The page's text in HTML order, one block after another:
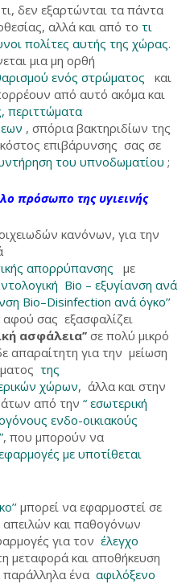
δεν εξαρτώνται τα πάντα
αλλά και από το τι
πολίτες αυτής της χώρας.
μια μη ορθή
ενός στρώματος
και
από αυτό ακόμα και
περιττώματα
, σπόρια βακτηριδίων της
επιβάρυνσης σας σε
του υπνοδωματίου ;
πρόσωπο της υγιεινής
κανόνων, για την
απορρύπανσης
με
Bio – εξυγίανση ανά
Bio–Disinfection ανά όγκο’’
αφού σας εξασφαλίζει
ασφάλεια’’ σε πολύ μικρό
απαραίτητη για την μείωση
της
χώρων, άλλα και στην
από την “ εσωτερική
ενδο-οικιακούς
, που μπορούν να
με υποτίθεται
’ μπορεί να εφαρμοστεί σε
και παθογόνων
για τον έλεγχο
μεταφορά και αποθήκευση
ένα αφιλόξενο